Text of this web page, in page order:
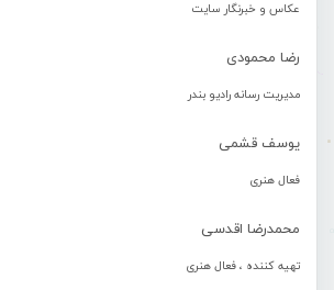
عکاس و خبرنگار سایت
رضا محمودی
مدیریت رسانه رادیو بندر
یوسف قشمی
فعال هنری
محمدرضا اقدسی
تهیه کننده ، فعال هنری